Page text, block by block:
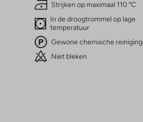
Strijken op maximaal 110 °C
In de droogtrommel op lage
temperatuur
Gewone chemische reiniging
Niet bleken